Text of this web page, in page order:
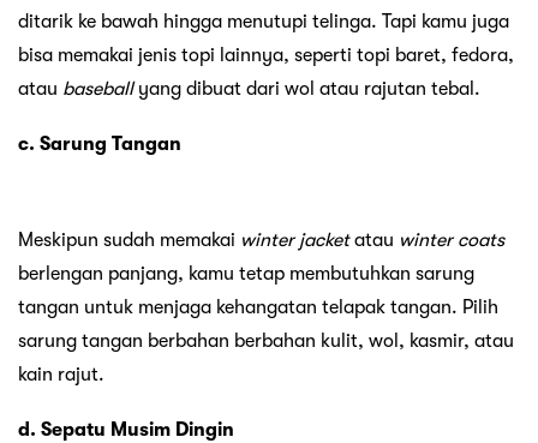
ditarik ke bawah hingga menutupi telinga. Tapi kamu juga
bisa memakai jenis topi lainnya, seperti topi baret, fedora,
atau baseballyang dibuat dari wol atau rajutan tebal.
c. Sarung Tangan
Meskipun sudah memakai winter jacketatau winter coats
berlengan panjang, kamu tetap membutuhkan sarung
tangan untuk menjaga kehangatan telapak tangan. Pilih
sarung tangan berbahan berbahan kulit, wol, kasmir, atau
kain rajut.
d. Sepatu Musim Dingin